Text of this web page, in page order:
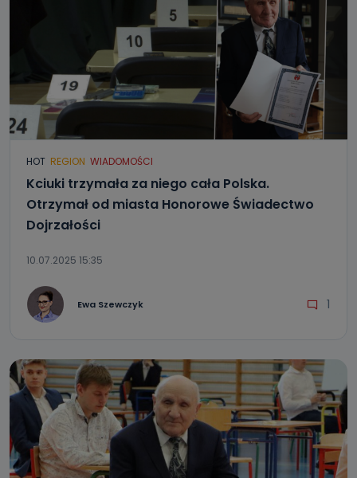
HOT REGION WIADOMOŚCI
Kciuki trzymała za niego cała Polska.
Otrzymał od miasta Honorowe Świadectwo
Dojrzałości
10.07.2025 15:35
Ewa Szewczyk 1